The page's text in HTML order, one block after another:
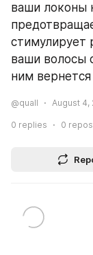
ваши локоны
стимулирует
ваши волосы
ним
@quall August 4,
0 replies 0